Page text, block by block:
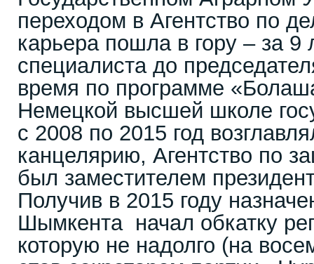
переходом в Агентство по
карьера пошла в гору – за 9
специалиста до
время по программе
Немецкой высшей школе
с 2008 по 2015 год
канцелярию, Агентство по
был заместителем
Получив в 2015 году
Шымкента начал обкатку
которую не надолго (на